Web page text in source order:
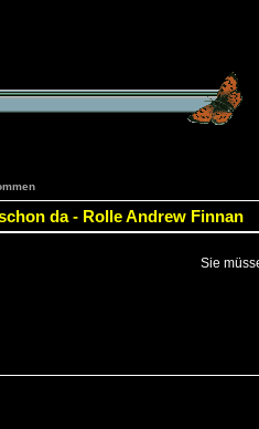
da - Rolle Andrew Finnan
Sie